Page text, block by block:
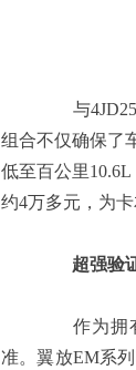
与4JD25
组合不仅确保了
低至百公里
约4万多元，为
超强验证
作为拥有
准。翼放EM系